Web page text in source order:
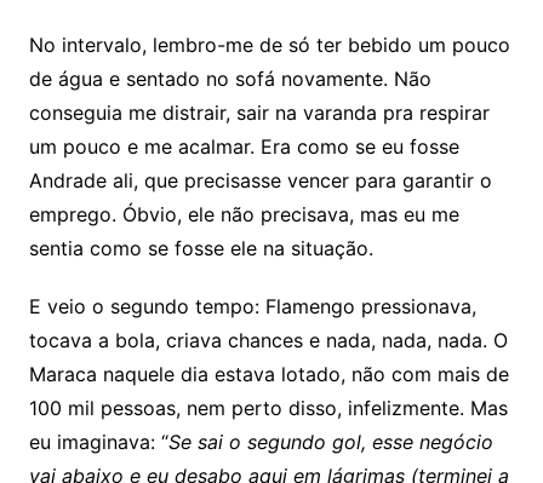
No intervalo, lembro-me de só ter bebido um pouco
de água e sentado no sofá novamente. Não
conseguia me distrair, sair na varanda pra respirar
um pouco e me acalmar. Era como se eu fosse
Andrade ali, que precisasse vencer para garantir o
emprego. Óbvio, ele não precisava, mas eu me
sentia como se fosse ele na situação.
E veio o segundo tempo: Flamengo pressionava,
tocava a bola, criava chances e nada, nada, nada. O
Maraca naquele dia estava lotado, não com mais de
100 mil pessoas, nem perto disso, infelizmente. Mas
eu imaginava: “Se sai o segundo gol, esse negócio
vai abaixo e eu desabo aqui em lágrimas (terminei a